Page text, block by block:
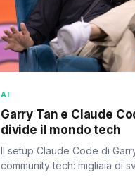
AI
Garry Tan e Claude
divide il mondo tech
Il setup Claude Code di
community tech: migliaia di